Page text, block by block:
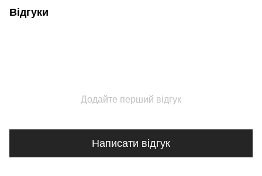
Відгуки
Додайте перший відгук
Написати відгук